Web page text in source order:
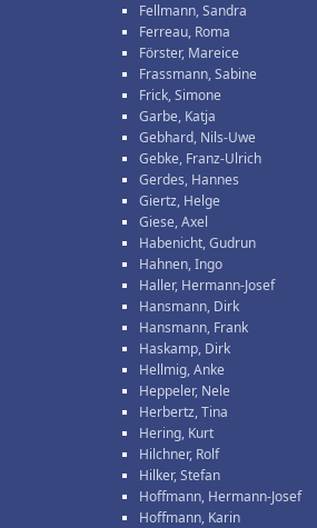
Fellmann, Sandra
Ferreau, Roma
Förster, Mareice
Frassmann, Sabine
Frick, Simone
Garbe, Katja
Gebhard, Nils-Uwe
Gebke, Franz-Ulrich
Gerdes, Hannes
Giertz, Helge
Giese, Axel
Habenicht, Gudrun
Hahnen, Ingo
Haller, Hermann-Josef
Hansmann, Dirk
Hansmann, Frank
Haskamp, Dirk
Hellmig, Anke
Heppeler, Nele
Herbertz, Tina
Hering, Kurt
Hilchner, Rolf
Hilker, Stefan
Hoffmann, Hermann-Josef
Hoffmann, Karin